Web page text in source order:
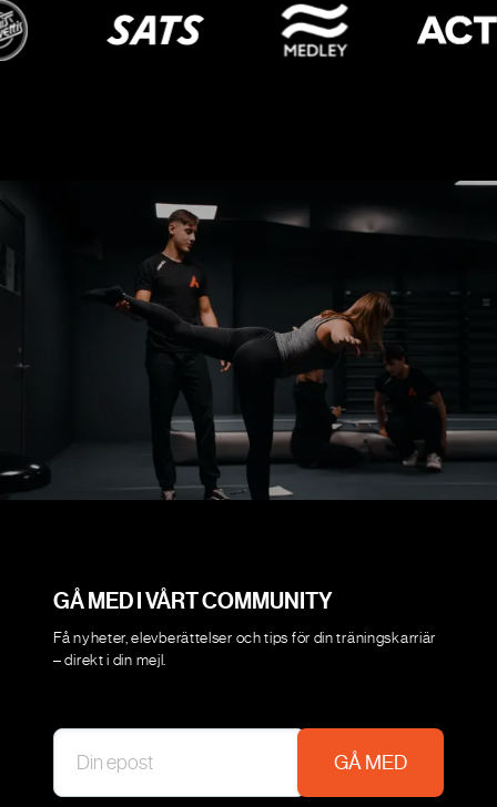
GÅ MED I VÅRT COMMUNITY
Få nyheter, elevberättelser och tips för din träningskarriär
– direkt i din mejl.
GÅ MED